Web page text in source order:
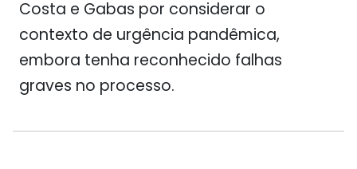
Costa e Gabas por considerar o
contexto de urgência pandêmica,
embora tenha reconhecido falhas
graves no processo.